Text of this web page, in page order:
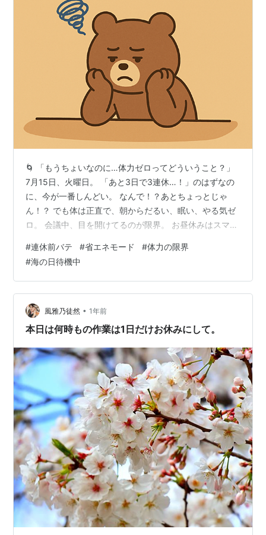
🌀 「もうちょいなのに…体力ゼロってどういうこと？」
7月15日、火曜日。 「あと3日で3連休…！」のはずなの
に、今が一番しんどい。 なんで！？あとちょっとじゃ
ん！？ でも体は正直で、朝からだるい、眠い、やる気ゼ
ロ。 会議中、目を開けてるのが限界。 お昼休みはスマホ
日」って書いたの誰！？責任取ってほしい。 🔄 「え、こ
こで電池切れる！？」 先週までは「3連休あるし…」って
強がれてたのに、 まさか終盤でガクッとくるとは…。 仕
事も詰まってるし、気温も湿度もMAX、 体もメンタルも
限界突破中。 あと3日なのに、このしんどさ。 このまま
じゃ連休を迎え…
#連休前バテ #省エネモード #体力の限界
#海の日待機中
風雅乃徒然 • 1年前
本日は何時もの作業は1日だけお休みにして。